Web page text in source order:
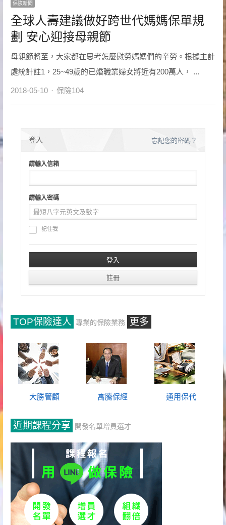
保險新聞
全球人壽建議做好跨世代媽媽保單規
劃 安心迎接母親節
母親節將至，大家都在思考怎麼慰勞媽媽們的辛勞。根據主計
處統計註1，25~49歲的已婚職業婦女將近有200萬人， ...
2018-05-10 Author
保險104
登入 忘記您的密碼？
請輸入信箱
請輸入密碼
記住我
TOP保險達人 專業的保險業務 更多
大勝管顧 寓騰保經 通用保代
近期課程分享 開發名單增員選才